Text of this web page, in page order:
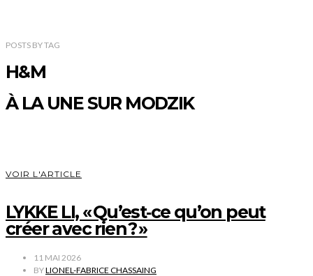
POSTS BYTAG
H&M
À LA UNE SUR MODZIK
VOIR L'ARTICLE
LYKKE LI, « Qu’est‑ce qu’on peut
créer avec rien ? »
11 MAI 2026
BYLIONEL-FABRICE CHASSAING